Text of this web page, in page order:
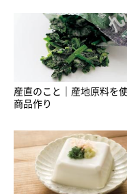
産直のこと｜産地原料を
商品作り